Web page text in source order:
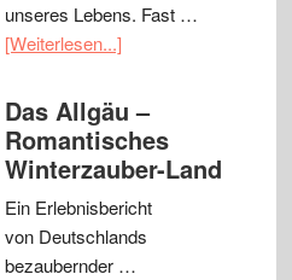
unseres Lebens. Fast …
[Weiterlesen...]
Das Allgäu –
Romantisches
Winterzauber-Land
Ein Erlebnisbericht
von Deutschlands
bezaubernder …